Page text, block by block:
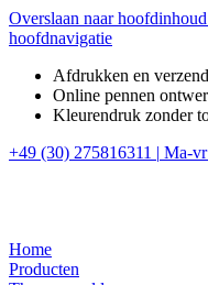
Overslaan naar hoofdinhoud
hoofdnavigatie
Afdrukken en
Online pennen
Kleurendruk zonder
+49 (30) 275816311 | Ma-
Home
Producten